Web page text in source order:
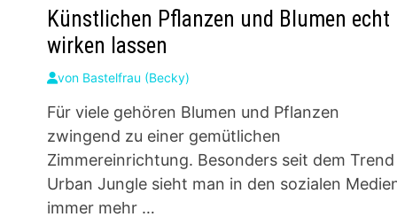
Künstlichen Pflanzen und Blumen echt
wirken lassen
von Bastelfrau (Becky)
Für viele gehören Blumen und Pflanzen
zwingend zu einer gemütlichen
Zimmereinrichtung. Besonders seit dem Trend
Urban Jungle sieht man in den sozialen
immer mehr …